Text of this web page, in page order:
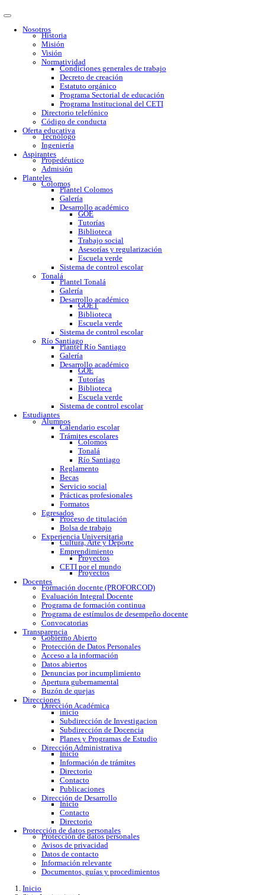
Nosotros
Historia
Misión
Visión
Normatividad
Condiciones generales de trabajo
Decreto de creación
Estatuto orgánico
Programa Sectorial de educación
Programa Institucional del CETI
Directorio telefónico
Código de conducta
Oferta educativa
Tecnólogo
Ingeniería
Aspirantes
Propedéutico
Admisión
Colomos
Plantel Colomos
Galería
Desarrollo académico
GOE
Tutorías
Trabajo social
Asesorías y regularización
Escuela verde
Sistema de control escolar
Tonalá
Plantel Tonalá
Galería
Desarrollo académico
GOET
Biblioteca
Escuela verde
Río Santiago
Plantel Río Santiago
Galería
Desarrollo académico
GOE
Tutorías
Biblioteca
Escuela verde
Sistema de control escolar
Estudiantes
Alumnos
Calendario escolar
Trámites escolares
Colomos
Tonalá
Río Santiago
Reglamento
Becas
Servicio social
Prácticas profesionales
Egresados
Proceso de titulación
Bolsa de trabajo
Experiencia Universitaria
Cultura, Arte y Deporte
Emprendimiento
CETI por el mundo
Proyectos
Docentes
Formación docente (PROFORCOD)
Evaluación Integral Docente
Programa de formación continua
Programa de estímulos de desempeño docente
Convocatorias
Transparencia
Gobierno Abierto
Protección de Datos Personales
Acceso a la información
Datos abiertos
Denuncias por incumplimiento
Apertura gubernamental
Buzón de quejas
Direcciones